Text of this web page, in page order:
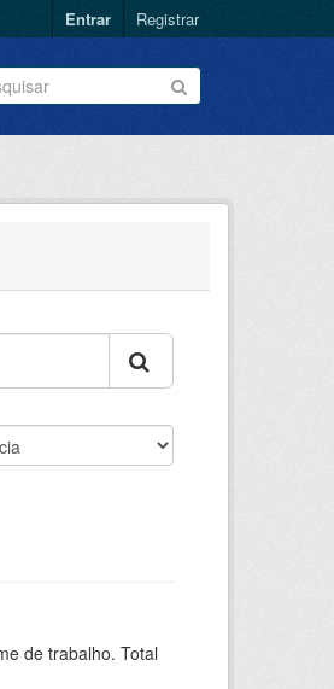
Entrar Registrar
de trabalho. Total